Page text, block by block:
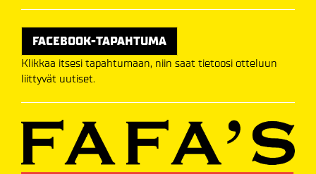
FACEBOOK-TAPAHTUMA
Klikkaa itsesi tapahtumaan, niin saat tietoosi otteluun
liittyvät uutiset.